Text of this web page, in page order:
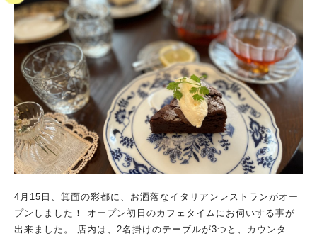
ト】 「イオンフードスタイル豊中庄内店」 多様な食スタイルに
合わせた充実・お得な品ぞろえ。最新のデジタル設備で買い物も
楽しく便利に！ 【飲食店】 ◆「粉もん屋 とん平」（鉄板焼
き） 1972年に豊中で生まれた「粉もん屋 とん平」が商業施設
に初出店 ◆「山形ラーメン八八」（ラーメン） 豊中の人気ラー
メン店「山系夢想 烈火」の姉妹店が、商業施設に初出店 ◆
「ダイリキ」（精肉・焼き肉） 豊中庄内生まれ、創業50年の
「ダイリキ」がひとり焼肉レストランと、精肉小売店併設で出店
◆「バーガーキング」（ファーストフード） 人気の「バーガー
キング」が豊中に初出店 ◆「魚べい」（寿司） 「おいしさ・楽
しさ・スピード」を追求。回らない回転寿司「魚べい」も豊中初
友達・ひとりでもおいしいハンバーグが楽しめます 【物販店】
◆「ウエルシア薬局」 ◆「メガネスーパー」 ◆「ひごペットフ
レンドリー」 【サービス】 ◆「スタジオアリス」（写真スタジ
4月15日、箕面の彩都に、お洒落なイタリアンレストランがオー
プンしました！ オープン初日のカフェタイムにお伺いする事が
出来ました。 店内は、2名掛けのテーブルが3つと、カウンター